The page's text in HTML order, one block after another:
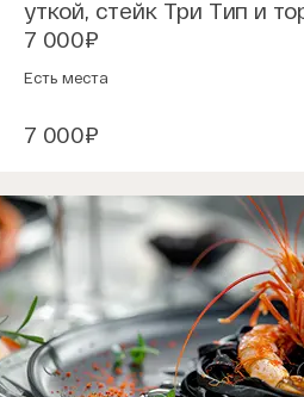
уткой, стейк Три Тип и
7 000₽
Есть места
7 000₽